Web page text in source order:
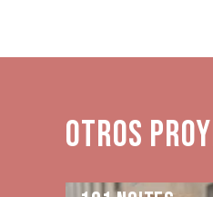
Otros